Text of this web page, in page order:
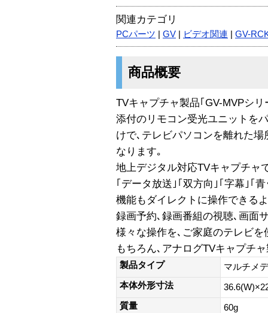
関連カテゴリ
PCパーツ GV ビデオ関連 GV-
商品概要
TVキャプチャ製品｢GV-MVPシ
添付のリモコン受光ユニットを
けで､テレビパソコンを離れた
なります｡
地上デジタル対応TVキャプチャ
｢データ放送｣｢双方向｣｢字幕｣｢
機能もダイレクトに操作できる
録画予約､録画番組の視聴､画面
様々な操作を､ご家庭のテレビ
もちろん､アナログTVキャプチ
製品タイプ
マルチメ
本体外形寸法
質量
60g